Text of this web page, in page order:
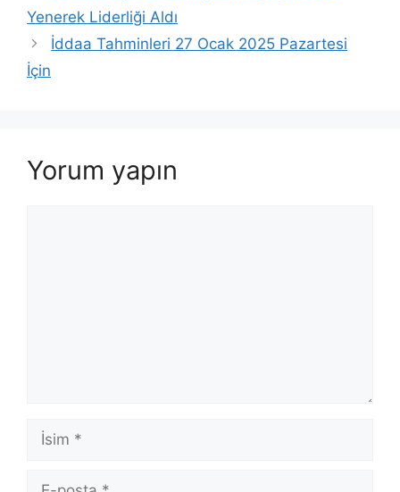
Yenerek Liderliği Aldı
İddaa Tahminleri 27 Ocak 2025 Pazartesi
İçin
Yorum yapın
İsim